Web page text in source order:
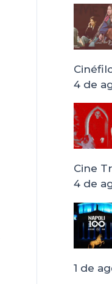
4 de
Cine
4 de
1 de